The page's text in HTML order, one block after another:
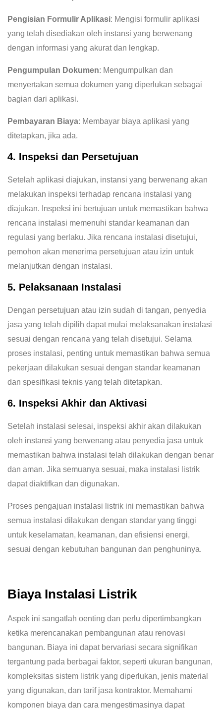
Pengisian Formulir Aplikasi: Mengisi formulir aplikasi
yang telah disediakan oleh instansi yang berwenang
dengan informasi yang akurat dan lengkap.
Pengumpulan Dokumen: Mengumpulkan dan
menyertakan semua dokumen yang diperlukan sebagai
bagian dari aplikasi.
Pembayaran Biaya: Membayar biaya aplikasi yang
ditetapkan, jika ada.
4. Inspeksi dan Persetujuan
Setelah aplikasi diajukan, instansi yang berwenang akan
melakukan inspeksi terhadap rencana instalasi yang
diajukan. Inspeksi ini bertujuan untuk memastikan bahwa
rencana instalasi memenuhi standar keamanan dan
regulasi yang berlaku. Jika rencana instalasi disetujui,
pemohon akan menerima persetujuan atau izin untuk
melanjutkan dengan instalasi.
5. Pelaksanaan Instalasi
Dengan persetujuan atau izin sudah di tangan, penyedia
jasa yang telah dipilih dapat mulai melaksanakan instalasi
sesuai dengan rencana yang telah disetujui. Selama
proses instalasi, penting untuk memastikan bahwa semua
pekerjaan dilakukan sesuai dengan standar keamanan
dan spesifikasi teknis yang telah ditetapkan.
6. Inspeksi Akhir dan Aktivasi
Setelah instalasi selesai, inspeksi akhir akan dilakukan
oleh instansi yang berwenang atau penyedia jasa untuk
memastikan bahwa instalasi telah dilakukan dengan benar
dan aman. Jika semuanya sesuai, maka instalasi listrik
dapat diaktifkan dan digunakan.
Proses pengajuan instalasi listrik ini memastikan bahwa
semua instalasi dilakukan dengan standar yang tinggi
untuk keselamatan, keamanan, dan efisiensi energi,
sesuai dengan kebutuhan bangunan dan penghuninya.
Biaya Instalasi Listrik
Aspek ini sangatlah oenting dan perlu dipertimbangkan
ketika merencanakan pembangunan atau renovasi
bangunan. Biaya ini dapat bervariasi secara signifikan
tergantung pada berbagai faktor, seperti ukuran bangunan,
kompleksitas sistem listrik yang diperlukan, jenis material
yang digunakan, dan tarif jasa kontraktor. Memahami
komponen biaya dan cara mengestimasinya dapat